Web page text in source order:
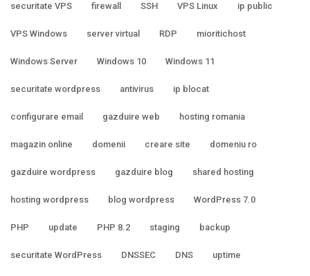
securitate VPS firewall SSH VPS Linux ip public
VPS Windows server virtual RDP mioritichost
Windows Server Windows 10 Windows 11
securitate wordpress antivirus ip blocat
configurare email gazduire web hosting romania
magazin online domenii creare site domeniu ro
gazduire wordpress gazduire blog shared hosting
hosting wordpress blog wordpress WordPress 7.0
PHP update PHP 8.2 staging backup
securitate WordPress DNSSEC DNS uptime